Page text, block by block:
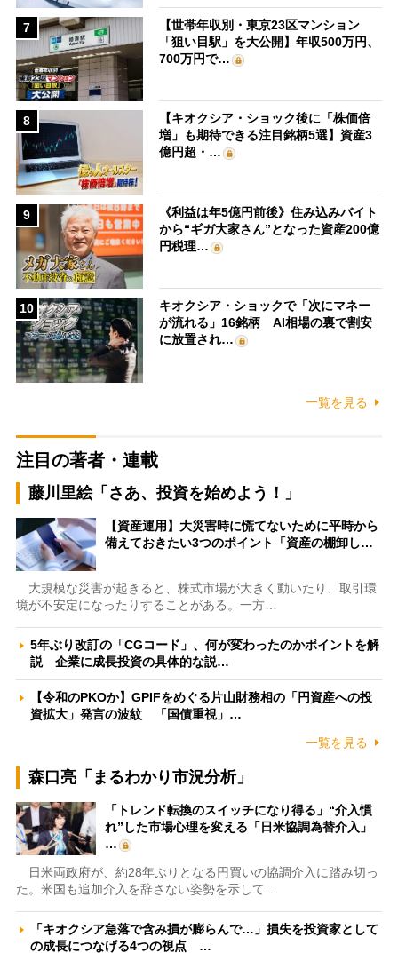
7
【世帯年収別・東京23区マンション
「狙い目駅」を大公開】年収500万円、
700万円で…
8
【キオクシア・ショック後に「株価倍
増」も期待できる注目銘柄5選】資産3
億円超・…
9
《利益は年5億円前後》住み込みバイト
から“ギガ大家さん”となった資産200億
円税理…
10
キオクシア・ショックで「次にマネー
が流れる」16銘柄 AI相場の裏で割安
に放置され…
一覧を見る
注目の著者・連載
藤川里絵「さあ、投資を始めよう！」
【資産運用】大災害時に慌てないために平時から
備えておきたい3つのポイント「資産の棚卸し…
大規模な災害が起きると、株式市場が大きく動いたり、取引環
境が不安定になったりすることがある。一方…
5年ぶり改訂の「CGコード」、何が変わったのかポイントを解
説 企業に成長投資の具体的な説…
【令和のPKOか】GPIFをめぐる片山財務相の「円資産への投
資拡大」発言の波紋 「国債重視」…
一覧を見る
森口亮「まるわかり市況分析」
「トレンド転換のスイッチになり得る」“介入慣
れ”した市場心理を変える「日米協調為替介入」
…
日米両政府が、約28年ぶりとなる円買いの協調介入に踏み切っ
た。米国も追加介入を辞さない姿勢を示して…
「キオクシア急落で含み損が膨らんで…」損失を投資家として
の成長につなげる4つの視点 …